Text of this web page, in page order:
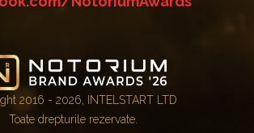
2016 - 2026, INTELSTART LTD
Toate drepturile rezervate.